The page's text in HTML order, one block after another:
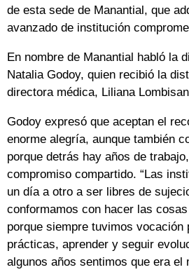
de esta sede de Manantial, que
avanzado de institución
En nombre de Manantial habló la
Natalia Godoy, quien recibió la
directora médica, Liliana
Godoy expresó que aceptan el
enorme alegría, aunque también
porque detrás hay años de
compromiso compartido. “Las
un día a otro a ser libres de
conformamos con hacer las
porque siempre tuvimos vocación
prácticas, aprender y seguir
algunos años sentimos que era el